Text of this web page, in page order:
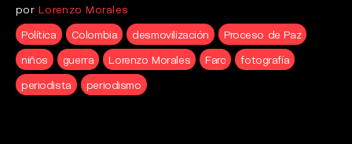
porLorenzo Morales
Política
Colombia desmovilización
Proceso de Paz
niños
guerra Lorenzo Morales Farc
fotografía
periodista
periodismo